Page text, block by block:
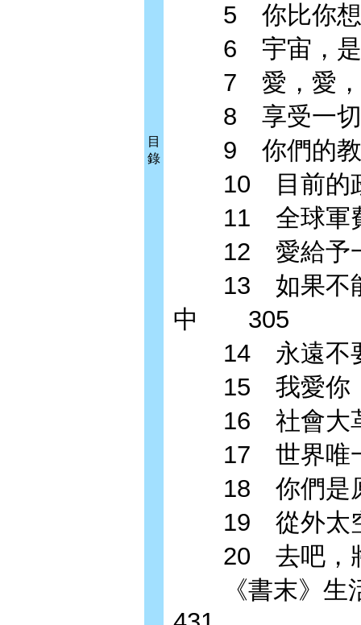
目
錄
5 你比你想
6 宇宙，是
7 愛，愛，
8 享受一切
9 你們的教
10 目前的
11 全球軍
12 愛給予
13 如果不能
中 305
14 永遠不要
15 我愛你
16 社會大
17 世界唯
18 你們是
19 從外太空
20 去吧，將
《書末》生